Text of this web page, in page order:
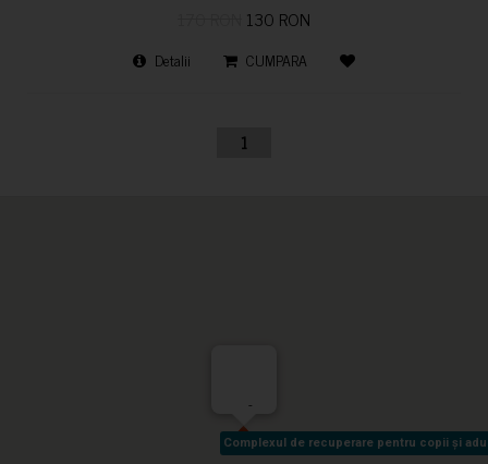
130 RON
Detalii CUMPARA
1
Complexul de recuperare pentru copii și
Complexul de recuperare pentru copii și
-